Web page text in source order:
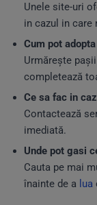
Unele site-uri
in cazul in care
Cum pot
Urmărește
completează
Ce sa fac in
Contactează
imediată.
Unde pot gasi
Cauta pe mai
înainte de a lua